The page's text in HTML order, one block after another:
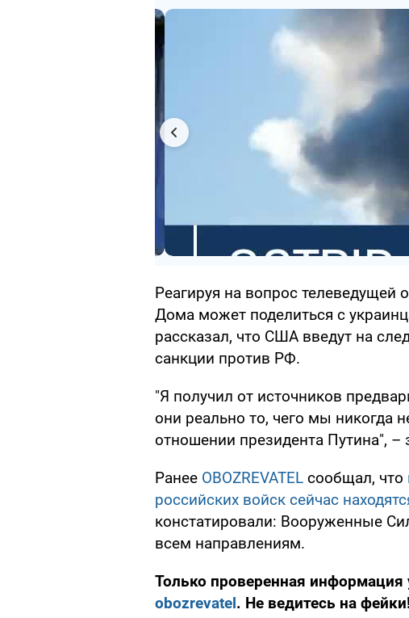
Реагируя на вопрос телеведущей
Дома может поделиться с
рассказал, что США введут на
санкции против РФ.
"Я получил от источников
они реально то, чего мы никогда
отношении президента Путина", –
Ранее OBOZREVATEL сообщал, что
российских войск сейчас
констатировали: Вооруженные
всем направлениям.
Только проверенная информация
obozrevatel. Не ведитесь на фейки!